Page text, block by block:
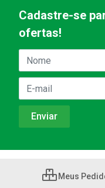
Cadastre-se
ofertas!
Meus